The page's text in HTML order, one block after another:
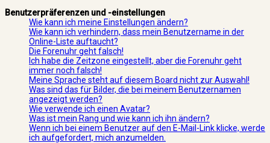
Benutzerpräferenzen und -einstellungen
Wie kann ich meine Einstellungen ändern?
Wie kann ich verhindern, dass mein Benutzername in der
Online-Liste auftaucht?
Die Forenuhr geht falsch!
Ich habe die Zeitzone eingestellt, aber die Forenuhr geht
immer noch falsch!
Meine Sprache steht auf diesem Board nicht zur Auswahl!
Was sind das für Bilder, die bei meinem Benutzernamen
angezeigt werden?
Wie verwende ich einen Avatar?
Was ist mein Rang und wie kann ich ihn ändern?
Wenn ich bei einem Benutzer auf den E-Mail-Link klicke, werde
ich aufgefordert, mich anzumelden.